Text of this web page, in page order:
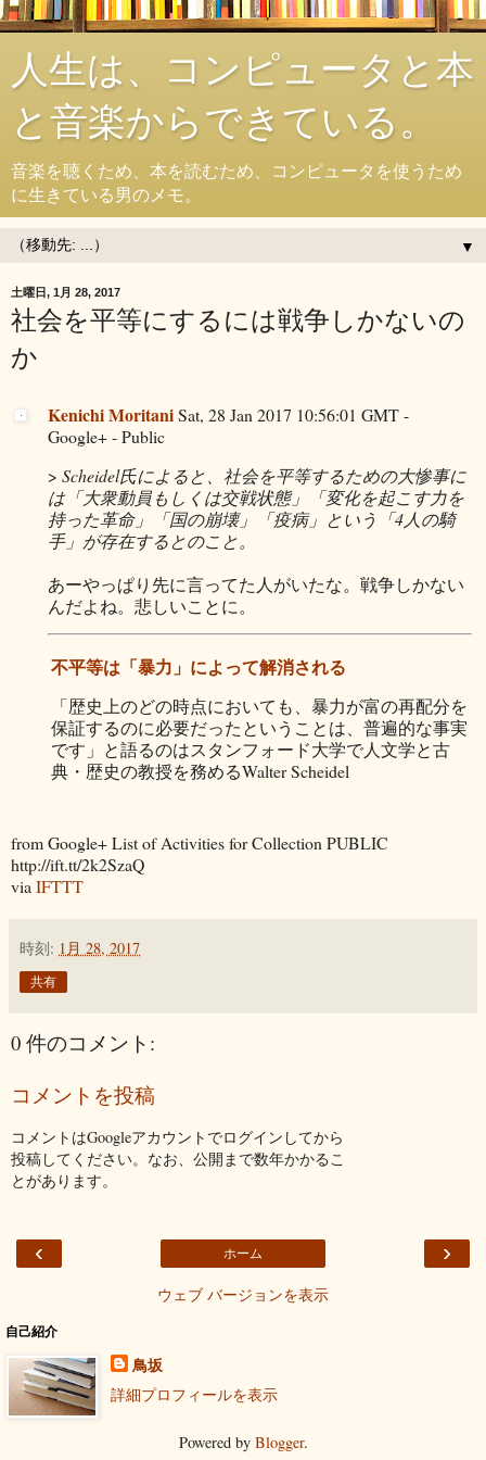
人生は、コンピュータと本
と音楽からできている。
音楽を聴くため、本を読むため、コンピュータを使うため
に生きている男のメモ。
▼
土曜日, 1月 28, 2017
社会を平等にするには戦争しかないの
か
Kenichi MoritaniSat, 28 Jan 2017 10:56:01 GMT -
Google+ - Public
> Scheidel氏によると、社会を平等するための大惨事に
は「大衆動員もしくは交戦状態」「変化を起こす力を
持った革命」「国の崩壊」「疫病」という「4人の騎
手」が存在するとのこと。
あーやっぱり先に言ってた人がいたな。戦争しかない
んだよね。悲しいことに。
不平等は「暴力」によって解消される
「歴史上のどの時点においても、暴力が富の再配分を
保証するのに必要だったということは、普遍的な事実
です」と語るのはスタンフォード大学で人文学と古
典・歴史の教授を務めるWalter Scheidel
from Google+ List of Activities for Collection PUBLIC
http://ift.tt/2k2SzaQ
via IFTTT
時刻: 1月 28, 2017
共有
0 件のコメント:
コメントを投稿
コメントはGoogleアカウントでログインしてから
投稿してください。なお、公開まで数年かかるこ
とがあります。
‹ ›
ホーム
ウェブ バージョンを表示
自己紹介
鳥坂
詳細プロフィールを表示
Powered by Blogger.